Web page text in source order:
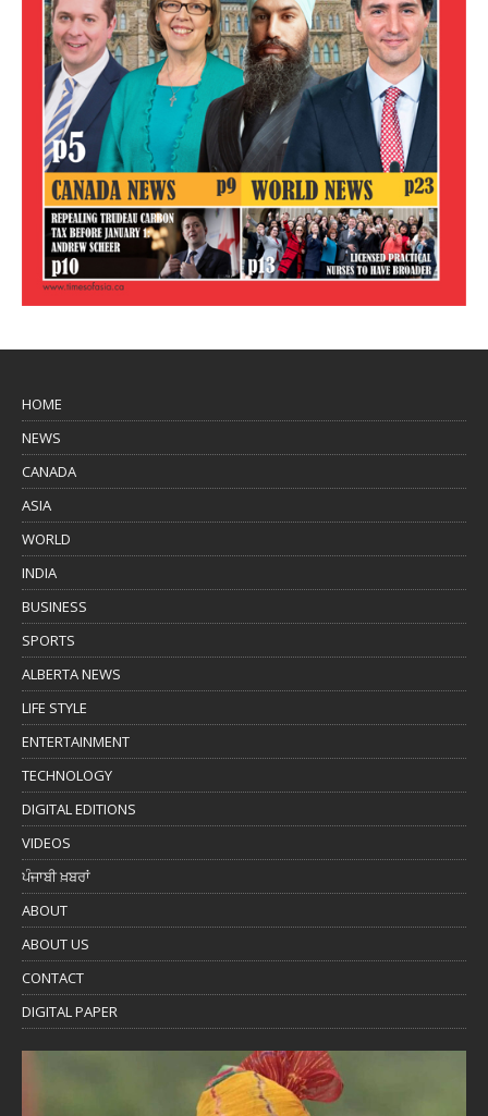
HOME
NEWS
CANADA
ASIA
WORLD
INDIA
BUSINESS
SPORTS
ALBERTA NEWS
LIFE STYLE
ENTERTAINMENT
TECHNOLOGY
DIGITAL EDITIONS
VIDEOS
ਪੰਜਾਬੀ ਖ਼ਬਰਾਂ
ABOUT
ABOUT US
CONTACT
DIGITAL PAPER